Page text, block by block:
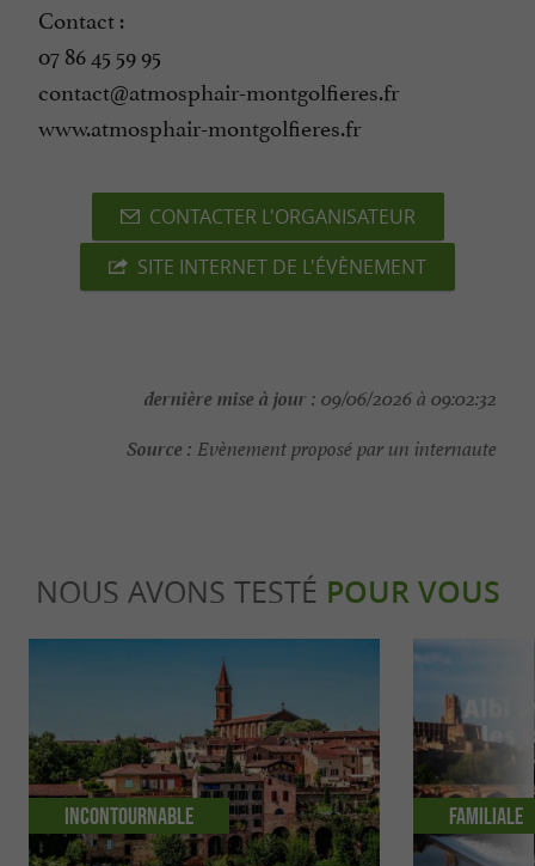
Contact :
07 86 45 59 95
contact@atmosphair-montgolfieres.fr
www.atmosphair-montgolfieres.fr
CONTACTER L'ORGANISATEUR
SITE INTERNET DE L'ÉVÈNEMENT
dernière mise à jour : 09/06/2026 à 09:02:32
Source : Evènement proposé par un internaute
NOUS AVONS TESTÉ POUR VOUS
Incontournable Familiale